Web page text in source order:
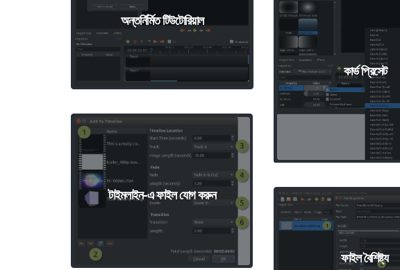
অন্তর্নির্মিত টিউটোরিয়াল
কার্ভ প্রিসেট
টাইমলাইন-এ ফাইল যোগ করুন
ফাইল বৈশিষ্ট্য